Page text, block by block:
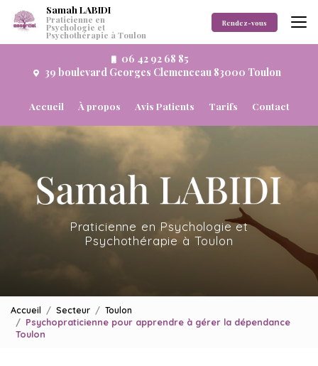
Aller
06 42 92 68 85
39 boulevard Georges Clemenceau 83000 Toulon
Accueil À propos Avis Patients Tarifs Contact
Samah LABIDI
Praticienne en
Psychologie et
Psychothérapie à Toulon
Rendez-vous
Praticienne en Psychologie et
Psychothérapie à Toulon
Accueil Secteur
Toulon
Psychopraticienne pour apprendre à gérer la dépendance
Toulon